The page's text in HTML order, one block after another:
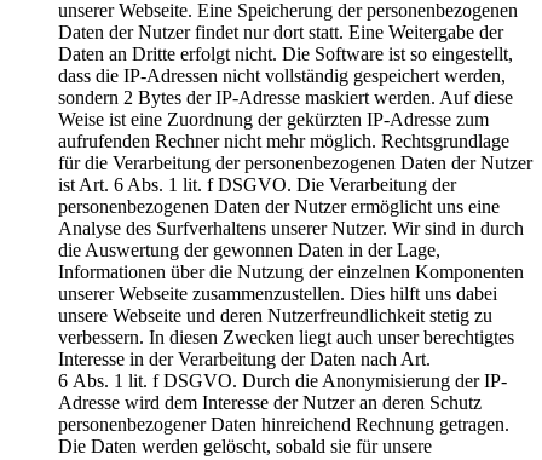
unserer Webseite. Eine Speicherung der personenbezogenen
Daten der Nutzer findet nur dort statt. Eine Weitergabe der
Daten an Dritte erfolgt nicht. Die Software ist so eingestellt,
dass die IP-Adressen nicht vollständig gespeichert werden,
sondern 2 Bytes der IP-Adresse maskiert werden. Auf diese
Weise ist eine Zuordnung der gekürzten IP-Adresse zum
aufrufenden Rechner nicht mehr möglich. Rechtsgrundlage
für die Verarbeitung der personenbezogenen Daten der Nutzer
ist Art. 6 Abs. 1 lit. f DSGVO. Die Verarbeitung der
personenbezogenen Daten der Nutzer ermöglicht uns eine
Analyse des Surfverhaltens unserer Nutzer. Wir sind in durch
die Auswertung der gewonnen Daten in der Lage,
Informationen über die Nutzung der einzelnen Komponenten
unserer Webseite zusammenzustellen. Dies hilft uns dabei
unsere Webseite und deren Nutzerfreundlichkeit stetig zu
verbessern. In diesen Zwecken liegt auch unser berechtigtes
Interesse in der Verarbeitung der Daten nach Art.
6 Abs. 1 lit. f DSGVO. Durch die Anonymisierung der IP-
Adresse wird dem Interesse der Nutzer an deren Schutz
personenbezogener Daten hinreichend Rechnung getragen.
Die Daten werden gelöscht, sobald sie für unsere